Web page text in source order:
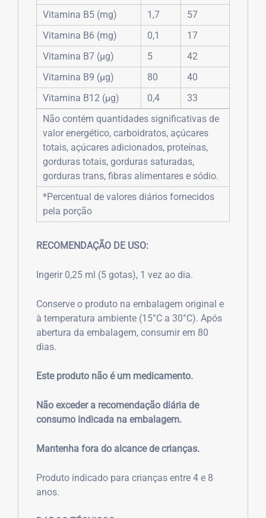
Vitamina B5 (mg)
1,7
57
Vitamina B6 (mg)
0,1
17
Vitamina B7 (µg)
5
42
Vitamina B9 (µg)
80
40
Vitamina B12 (µg)
0,4
33
Não contém quantidades significativas de
valor energético, carboidratos, açúcares
totais, açúcares adicionados, proteínas,
gorduras totais, gorduras saturadas,
gorduras trans, fibras alimentares e sódio.
*Percentual de valores diários fornecidos
pela porção
RECOMENDAÇÃO DE USO:
Ingerir 0,25 ml (5 gotas), 1 vez ao dia.
Conserve o produto na embalagem original e
à temperatura ambiente (15°C a 30°C). Após
abertura da embalagem, consumir em 80
dias.
Este produto não é um medicamento.
Não exceder a recomendação diária de
consumo indicada na embalagem.
Mantenha fora do alcance de crianças.
Produto indicado para crianças entre 4 e 8
anos.